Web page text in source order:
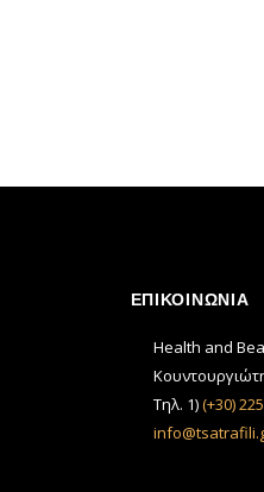
ΕΠΙΚΟΙΝΩΝΙΑ
Health and
Τηλ. 1)(+30)